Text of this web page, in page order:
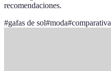
recomendaciones.
#gafas de sol#moda#comparativa